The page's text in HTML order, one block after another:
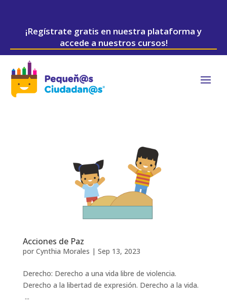
¡Regístrate gratis en nuestra plataforma y
accede a nuestros cursos!
Acciones de Paz
por Cynthia Morales | Sep 13, 2023
Derecho: Derecho a una vida libre de violencia.
Derecho a la libertad de expresión. Derecho a la vida.
...